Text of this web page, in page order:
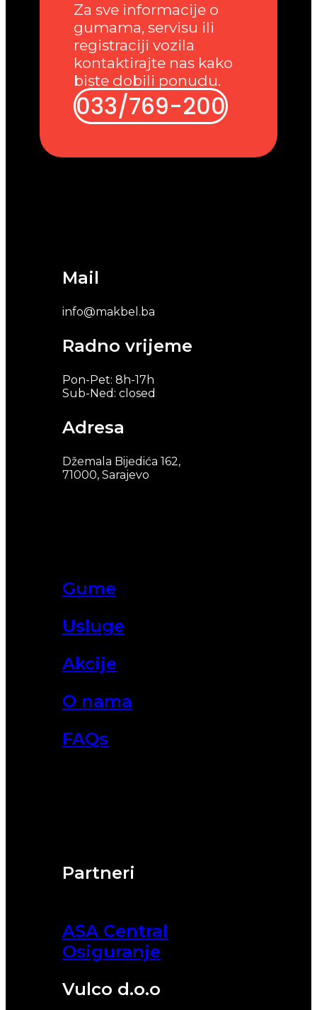
Partneri
ASA Central
Osiguranje
Vulco d.o.o
Gume
Usluge
Akcije
O nama
FAQs
Mail
info@makbel.ba
Radno vrijeme
Pon-Pet: 8h-17h
Sub-Ned: closed
Adresa
Džemala Bijedića 162,
71000, Sarajevo
Za sve informacije o
gumama, servisu ili
registraciji vozila
kontaktirajte nas kako
biste dobili ponudu.
033/769-200